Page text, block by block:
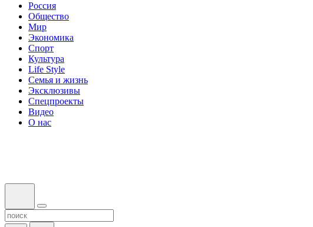
Россия
Общество
Мир
Экономика
Спорт
Культура
Life Style
Семья и жизнь
Эксклюзивы
Спецпроекты
Видео
О нас